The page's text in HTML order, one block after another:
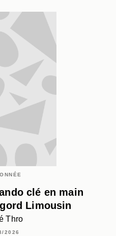
clé en main
Limousin
Thro
2026